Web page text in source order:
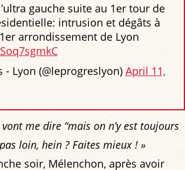
gauche suite au 1er tour de
intrusion et dégâts à
arrondissement de Lyon
Lyon (@leprogreslyon) April 11,
me dire “mais on n’y est toujours
loin, hein ? Faites mieux ! »
soir, Mélenchon, après avoir